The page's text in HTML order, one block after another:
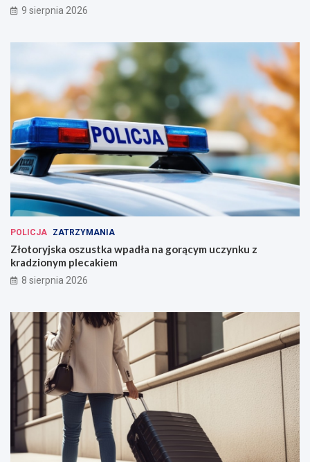
9 sierpnia 2026
POLICJA ZATRZYMANIA
Złotoryjska oszustka wpadła na gorącym uczynku z
kradzionym plecakiem
8 sierpnia 2026